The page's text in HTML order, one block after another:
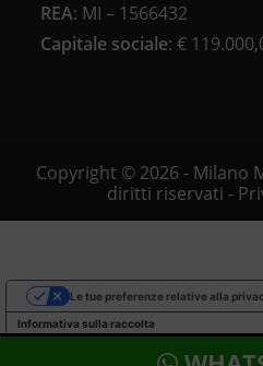
REA: MI – 1566432
Capitale sociale: €
Copyright © 2026 - Milano
diritti riservati -
Informativa sulla raccolta
Le tue preferenze relative alla